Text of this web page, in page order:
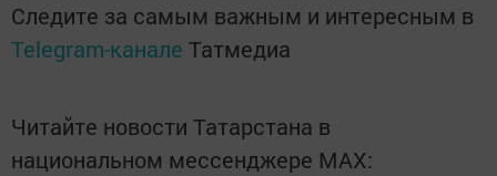
Следите за самым важным и интересным в
Telegram-канале Татмедиа
Читайте новости Татарстана в
национальном мессенджере MАХ: